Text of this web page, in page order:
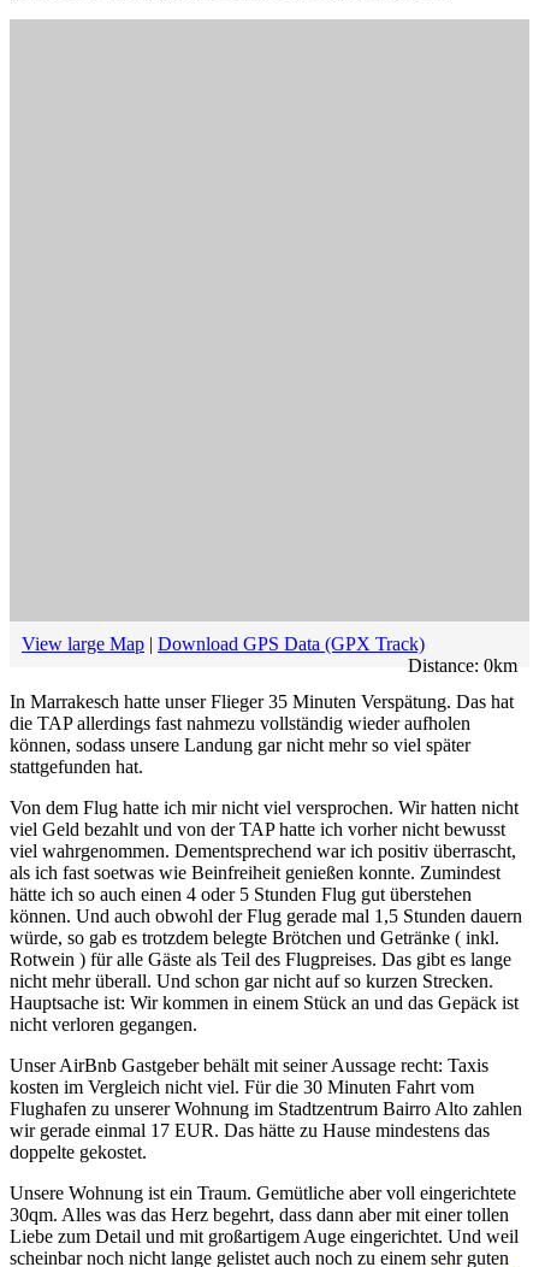
View large Map | Download GPS Data (GPX Track)
Distance: 0km
In Marrakesch hatte unser Flieger 35 Minuten Verspätung. Das hat
die TAP allerdings fast nahmezu vollständig wieder aufholen
können, sodass unsere Landung gar nicht mehr so viel später
stattgefunden hat.
Von dem Flug hatte ich mir nicht viel versprochen. Wir hatten nicht
viel Geld bezahlt und von der TAP hatte ich vorher nicht bewusst
viel wahrgenommen. Dementsprechend war ich positiv überrascht,
als ich fast soetwas wie Beinfreiheit genießen konnte. Zumindest
hätte ich so auch einen 4 oder 5 Stunden Flug gut überstehen
können. Und auch obwohl der Flug gerade mal 1,5 Stunden dauern
würde, so gab es trotzdem belegte Brötchen und Getränke ( inkl.
Rotwein ) für alle Gäste als Teil des Flugpreises. Das gibt es lange
nicht mehr überall. Und schon gar nicht auf so kurzen Strecken.
Hauptsache ist: Wir kommen in einem Stück an und das Gepäck ist
nicht verloren gegangen.
Unser AirBnb Gastgeber behält mit seiner Aussage recht: Taxis
kosten im Vergleich nicht viel. Für die 30 Minuten Fahrt vom
Flughafen zu unserer Wohnung im Stadtzentrum Bairro Alto zahlen
wir gerade einmal 17 EUR. Das hätte zu Hause mindestens das
doppelte gekostet.
Unsere Wohnung ist ein Traum. Gemütliche aber voll eingerichtete
30qm. Alles was das Herz begehrt, dass dann aber mit einer tollen
Liebe zum Detail und mit großartigem Auge eingerichtet. Und weil
scheinbar noch nicht lange gelistet auch noch zu einem sehr guten